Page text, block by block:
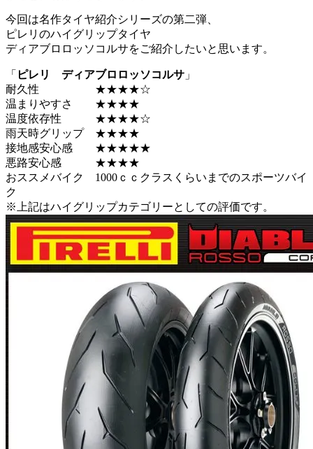
今回は名作タイヤ紹介シリーズの第二弾、
ピレリのハイグリップタイヤ
ディアブロロッソコルサをご紹介したいと思います。
「 ピレリ ディアブロロッソコルサ 」
耐久性 ★★★★☆
温まりやすさ ★★★★
温度依存性 ★★★★☆
雨天時グリップ ★★★★
接地感安心感 ★★★★★
悪路安心感 ★★★★
おススメバイク 1000ｃｃクラスくらいまでのスポーツバイ
ク
※上記はハイグリップカテゴリーとしての評価です。